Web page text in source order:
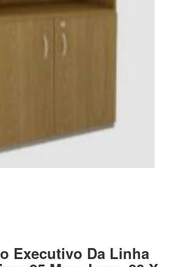
Executivo Da Linha